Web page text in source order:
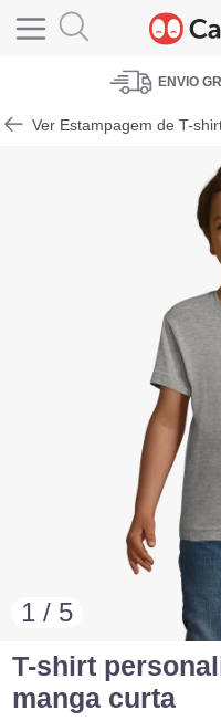
ENVIO
Ver Estampagem de T-
1 / 5
T-shirt
manga curta